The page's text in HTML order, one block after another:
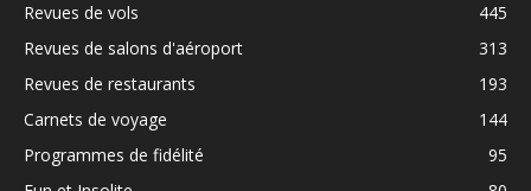
Revues de vols
445
Revues de salons d'aéroport
313
Revues de restaurants
193
Carnets de voyage
144
Programmes de fidélité
95